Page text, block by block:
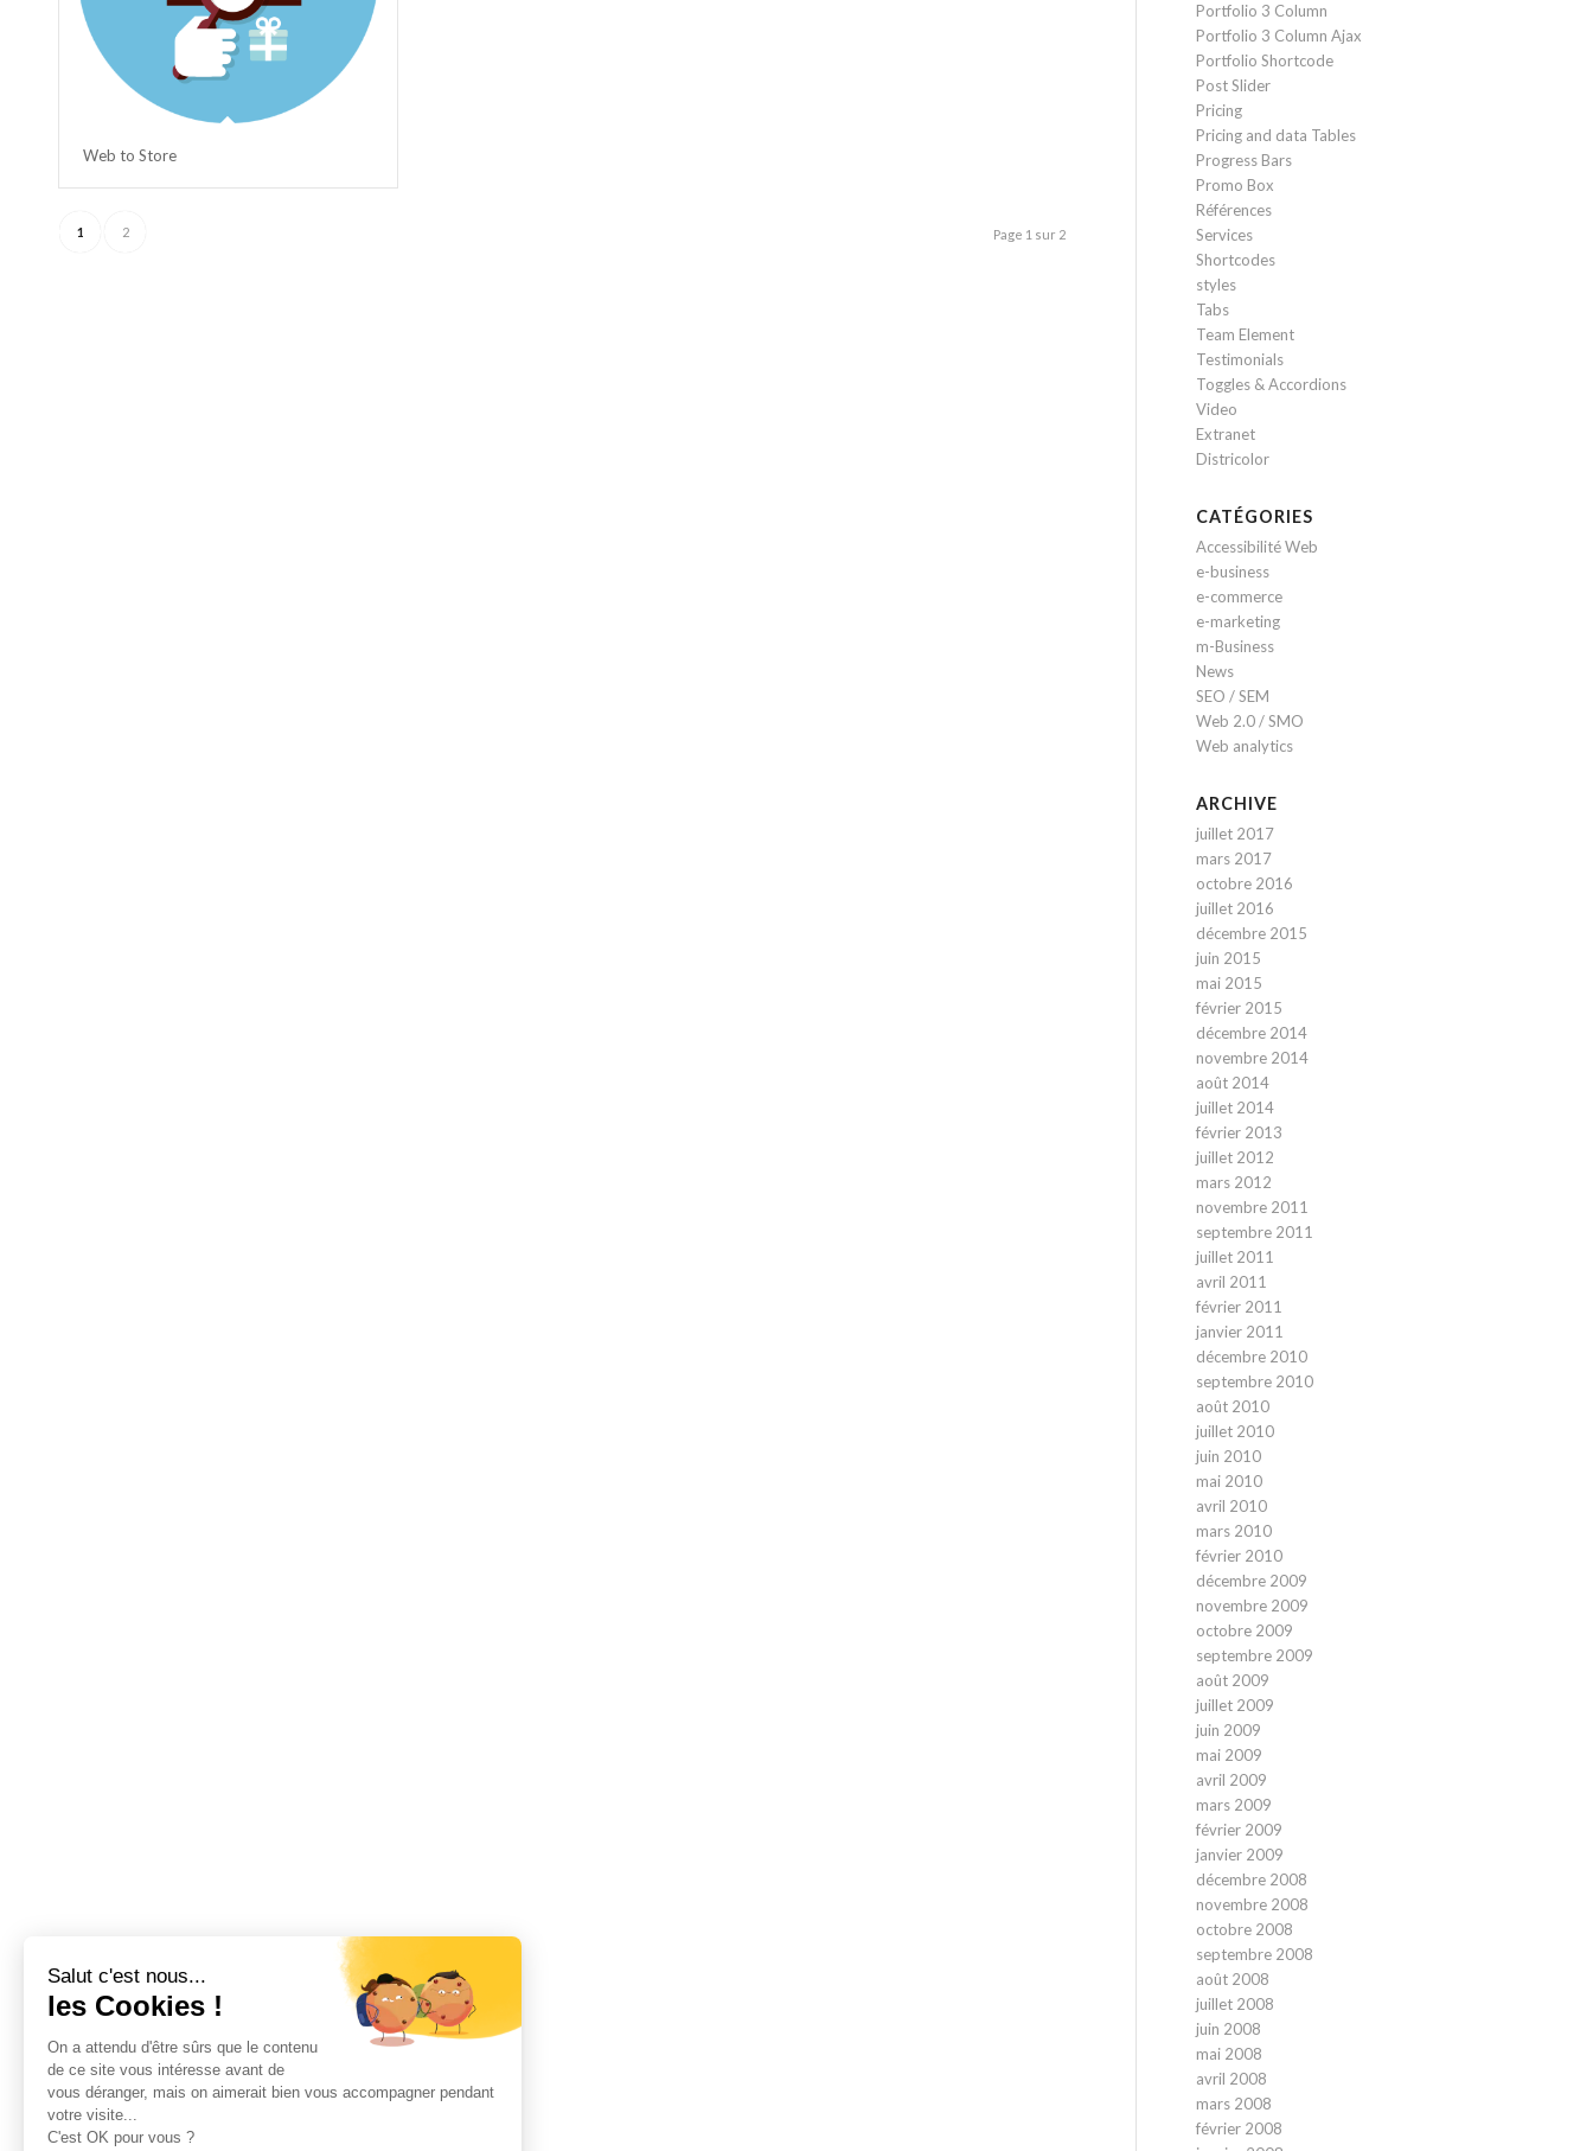
Web to Store
Page 1 sur 2
1 2
Portfolio 3 Column
Portfolio 3 Column Ajax
Portfolio Shortcode
Post Slider
Pricing
Pricing and data Tables
Progress Bars
Promo Box
Références
Services
Shortcodes
styles
Tabs
Team Element
Testimonials
Toggles & Accordions
Video
Extranet
Districolor
CATÉGORIES
Accessibilité Web
e-business
e-commerce
e-marketing
m-Business
News
SEO / SEM
Web 2.0 / SMO
Web analytics
ARCHIVE
juillet 2017
mars 2017
octobre 2016
juillet 2016
décembre 2015
juin 2015
mai 2015
février 2015
décembre 2014
novembre 2014
août 2014
juillet 2014
février 2013
juillet 2012
mars 2012
novembre 2011
septembre 2011
juillet 2011
avril 2011
février 2011
janvier 2011
décembre 2010
septembre 2010
août 2010
juillet 2010
juin 2010
mai 2010
avril 2010
mars 2010
février 2010
décembre 2009
novembre 2009
octobre 2009
septembre 2009
août 2009
juillet 2009
juin 2009
mai 2009
avril 2009
mars 2009
février 2009
janvier 2009
décembre 2008
novembre 2008
octobre 2008
septembre 2008
août 2008
juillet 2008
juin 2008
mai 2008
avril 2008
mars 2008
février 2008
Salut c'est nous...
les Cookies !
On a attendu d'être sûrs que le contenu
de ce site vous intéresse avant de
vous déranger, mais on aimerait bien vous accompagner pendant
votre visite...
C'est OK pour vous ?